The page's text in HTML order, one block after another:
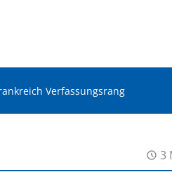
Verfassungsrang
3